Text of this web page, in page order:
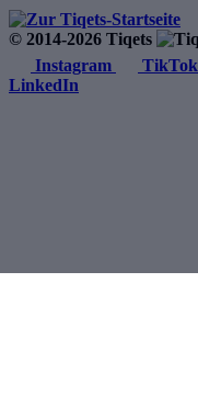
© 2014-2026 Tiqets
Instagram
TikTok
LinkedIn